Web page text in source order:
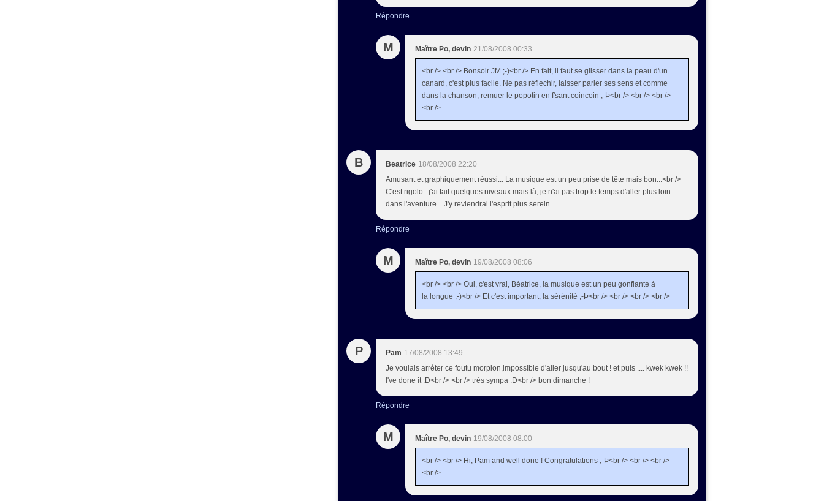
Répondre
M Maître Po, devin 21/08/2008 00:33
<br /> <br /> Bonsoir JM ;-)<br /> En fait, il faut se glisser dans la peau d'un
canard, c'est plus facile. Ne pas réflechir, laisser parler ses sens et comme
dans la chanson, remuer le popotin en f'sant coincoin ;-Þ<br /> <br /> <br />
<br />
B Beatrice 18/08/2008 22:20
Amusant et graphiquement réussi... La musique est un peu prise de tête mais bon...<br />
C'est rigolo...j'ai fait quelques niveaux mais là, je n'ai pas trop le temps d'aller plus loin
dans l'aventure... J'y reviendrai l'esprit plus serein...
Répondre
M Maître Po, devin 19/08/2008 08:06
<br /> <br /> Oui, c'est vrai, Béatrice, la musique est un peu gonflante à
la longue ;-)<br /> Et c'est important, la sérénité ;-Þ<br /> <br /> <br /> <br />
P Pam 17/08/2008 13:49
Je voulais arréter ce foutu morpion,impossible d'aller jusqu'au bout ! et puis .... kwek kwek !!
I've done it :D<br /> <br /> trés sympa :D<br /> bon dimanche !
Répondre
M Maître Po, devin 19/08/2008 08:00
<br /> <br /> Hi, Pam and well done ! Congratulations ;-Þ<br /> <br /> <br />
<br />